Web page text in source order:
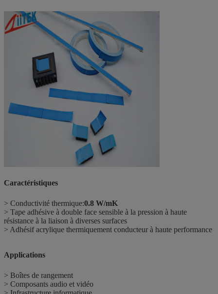
Caractéristiques
> Conductivité thermique:0.8 W/mK
> Tape adhésive à double face sensible à la pression à haute
résistance à la liaison à diverses surfaces
> Adhésif acrylique thermiquement conducteur à haute performance
Applications
> Boîtes de rangement
> Composants audio et vidéo